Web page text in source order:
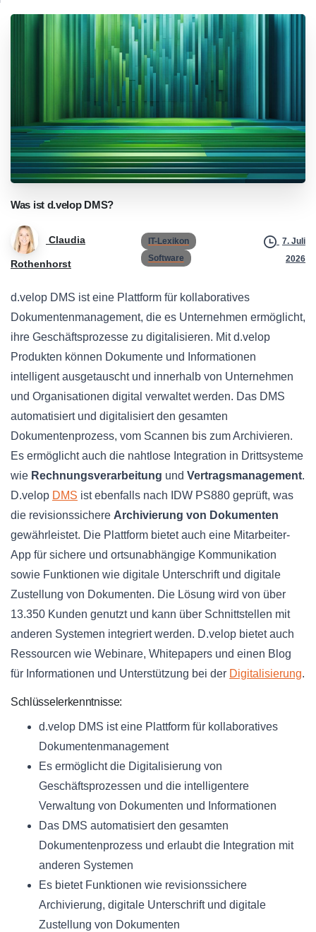
Was ist d.velop DMS?
Claudia
Rothenhorst
IT-Lexikon
Software
7. Juli
2026
d.velop DMS ist eine Plattform für kollaboratives
Dokumentenmanagement, die es Unternehmen ermöglicht,
ihre Geschäftsprozesse zu digitalisieren. Mit d.velop
Produkten können Dokumente und Informationen
intelligent ausgetauscht und innerhalb von Unternehmen
und Organisationen digital verwaltet werden. Das DMS
automatisiert und digitalisiert den gesamten
Dokumentenprozess, vom Scannen bis zum Archivieren.
Es ermöglicht auch die nahtlose Integration in Drittsysteme
wie Rechnungsverarbeitung und Vertragsmanagement.
D.velop DMS ist ebenfalls nach IDW PS880 geprüft, was
die revisionssichere Archivierung von Dokumenten
gewährleistet. Die Plattform bietet auch eine Mitarbeiter-
App für sichere und ortsunabhängige Kommunikation
sowie Funktionen wie digitale Unterschrift und digitale
Zustellung von Dokumenten. Die Lösung wird von über
13.350 Kunden genutzt und kann über Schnittstellen mit
anderen Systemen integriert werden. D.velop bietet auch
Ressourcen wie Webinare, Whitepapers und einen Blog
für Informationen und Unterstützung bei der Digitalisierung.
Schlüsselerkenntnisse:
d.velop DMS ist eine Plattform für kollaboratives
Dokumentenmanagement
Es ermöglicht die Digitalisierung von
Geschäftsprozessen und die intelligentere
Verwaltung von Dokumenten und Informationen
Das DMS automatisiert den gesamten
Dokumentenprozess und erlaubt die Integration mit
anderen Systemen
Es bietet Funktionen wie revisionssichere
Archivierung, digitale Unterschrift und digitale
Zustellung von Dokumenten